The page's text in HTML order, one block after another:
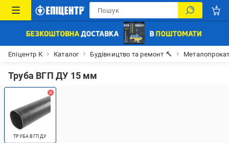
Епіцентр К Каталог Будівництво та ремонт 🔨
Труба ВГП ДУ 15 мм
ТРУБА ВГП ДУ